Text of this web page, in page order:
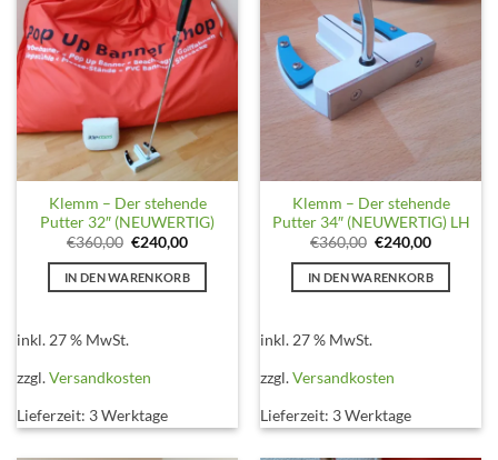
Klemm – Der stehende
Putter 32″ (NEUWERTIG)
€360,00 Ursprünglicher
war:
€360,00
€240,00Aktueller
ist:
€240,00.
IN DEN WARENKORB
inkl. 27 % MwSt.
zzgl.Versandkosten
Lieferzeit: 3 Werktage
Klemm – Der stehende
Putter 34″ (NEUWERTIG) LH
€360,00 Ursprünglicher
war:
€360,00
€240,00Aktueller
ist:
€240,00.
IN DEN WARENKORB
inkl. 27 % MwSt.
zzgl.Versandkosten
Lieferzeit: 3 Werktage